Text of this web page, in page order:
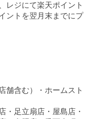
レジにて楽天ポイント
ントを翌月末までにプ
舗含む）・ホームスト
・足立扇店・屋島店・